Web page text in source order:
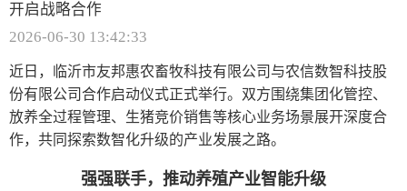
开启战略合作
2026-06-30 13:42:33
近日，临沂市友邦惠农畜牧科技有限公司与农信数智科技股
份有限公司合作启动仪式正式举行。双方围绕集团化管控、
放养全过程管理、生猪竞价销售等核心业务场景展开深度合
作，共同探索数智化升级的产业发展之路。
强强联手，推动养殖产业智能升级